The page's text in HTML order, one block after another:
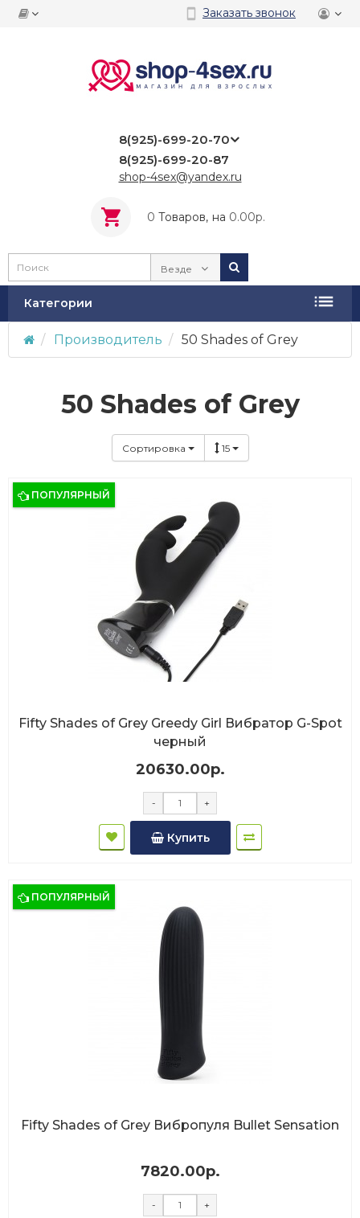
Заказать звонок
8(925)-699-20-70
8(925)-699-20-87
shop-4sex@yandex.ru
0 Tоваров, на 0.00р.
Везде
Категории
Производитель 50 Shades of Grey
50 Shades of Grey
Сортировка 15
ПОПУЛЯРНЫЙ
Fifty Shades of Grey Greedy Girl Вибратор G-Spot
черный
20630.00р.
- +
Купить
ПОПУЛЯРНЫЙ
Fifty Shades of Grey Вибропуля Bullet Sensation
7820.00р.
- +